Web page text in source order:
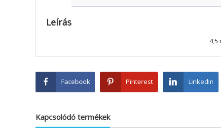
Leírás
4,5
Facebook Pinterest LinkedIn
Kapcsolódó termékek